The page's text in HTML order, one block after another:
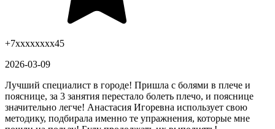
+7xxxxxxxx45
2026-03-09
Лучший специалист в городе! Пришла с болями в плече и
пояснице, за 3 занятия перестало болеть плечо, и пояснице
значительно легче! Анастасия Игоревна использует свою
методику, подбирала именно те упражнения, которые мне